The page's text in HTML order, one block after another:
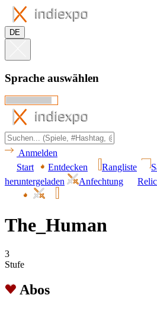
DE
Sprache auswählen
Anmelden
Start
Entdecken Rangliste
heruntergeladen
Anfechtung
The_Human
3
Stufe
Abos